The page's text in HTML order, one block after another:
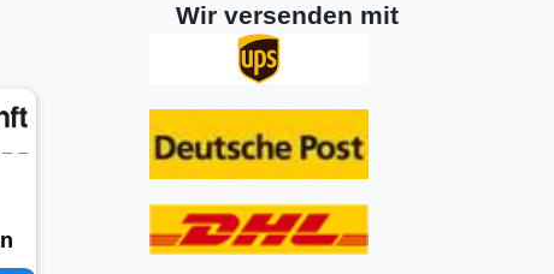
Wir versenden mit